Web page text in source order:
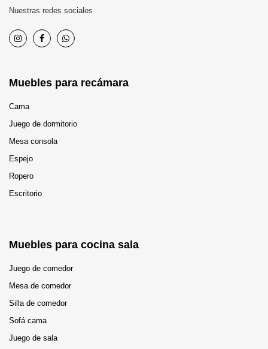
Nuestras redes sociales
Muebles para recámara
Cama
Juego de dormitorio
Mesa consola
Espejo
Ropero
Escritorio
Muebles para cocina sala
Juego de comedor
Mesa de comedor
Silla de comedor
Sofá cama
Juego de sala